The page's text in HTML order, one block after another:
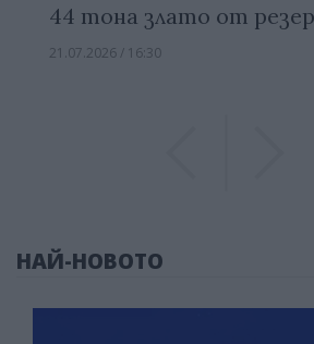
44 тона злато от
21.07.2026 / 16:30
НАЙ-НОВОТО